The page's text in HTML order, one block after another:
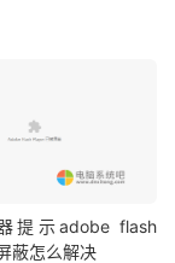
提示adobe flash
蔽怎么解决